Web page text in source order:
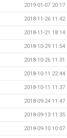
2019-01-07 20:17
2018-11-26 11:42
2018-11-21 18:14
2018-10-29 11:54
2018-10-26 11:31
2018-10-11 22:44
2018-10-11 11:37
2018-09-24 11:47
2018-09-13 11:35
2018-09-10 10:07